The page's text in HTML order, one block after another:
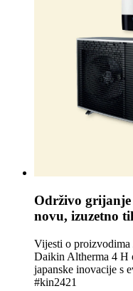
Održivo
novu, izuzetno
Vijesti o proizvodima
Daikin Altherma 4 H
japanske inovacije s
#kin2421